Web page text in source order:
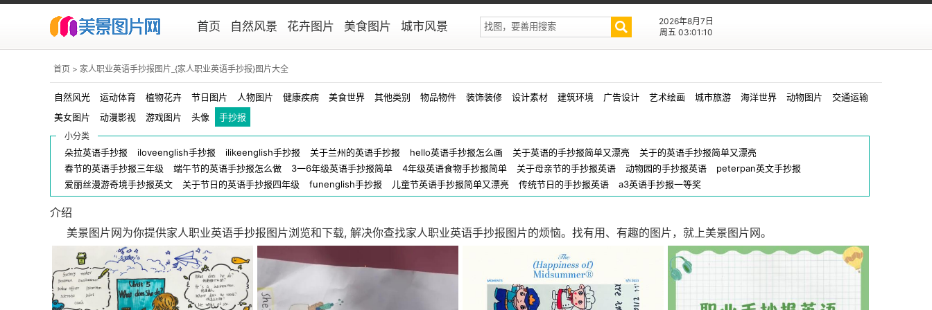
首页 自然风景 花卉图片 美食图片 城市风景
手抄报 头像
2026年8月7日
周五 03:01:10
首页 > 家人职业英语手抄报图片_{家人职业英语手抄报}图片大全
自然风光 运动体育 植物花卉 节日图片 人物图片 健康疾病 美食世界 其他类别 物品物件 装饰装修 设计素材 建筑环境 广告设计 艺术绘画 城市旅游 海洋世界 动物图片
交通运输
美女图片
动漫影视 游戏图片 头像 手抄报
小分类
朵拉英语手抄报 iloveenglish手抄报 ilikeenglish手抄报 关于兰州的英语手抄报 hello英语手抄报怎么画 关于英语的手抄报简单又漂亮
关于的英语手抄报简单又漂亮
春节的英语手抄报三年级
端午节的英语手抄报怎么做 3一6年级英语手抄报简单 4年级英语食物手抄报简单 关于母亲节的手抄报英语 动物园的手抄报英语
peterpan英文手抄报
爱丽丝漫游奇境手抄报英文
关于节日的英语手抄报四年级 funenglish手抄报 儿童节英语手抄报简单又漂亮 传统节日的手抄报英语 a3英语手抄报一等奖
介绍
美景图片网为你提供家人职业英语手抄报图片浏览和下载, 解决你查找家人职业英语手抄报图片的烦恼。找有用、有趣的图片，就上美景图片网。